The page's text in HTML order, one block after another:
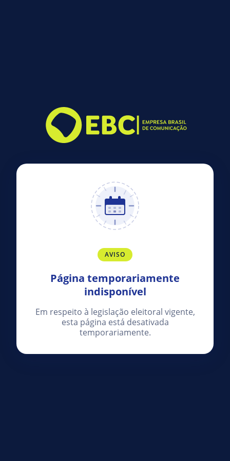
AVISO
Página temporariamente
indisponível
Em respeito à legislação eleitoral vigente,
esta página está desativada
temporariamente.